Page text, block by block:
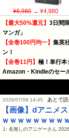
¥6,980→ ¥4,980
【最大50%還元】 3日間
マンガ」
【全巻100円均一】 集英
ン！
【全巻11円】 極！単行本
Amazon・Kindleのセー
2026/07/08 14:45 あとで
【画像】dアニメ
ｗｗｗｗｗｗｗｗ
1: 名無しのアニゲーさん